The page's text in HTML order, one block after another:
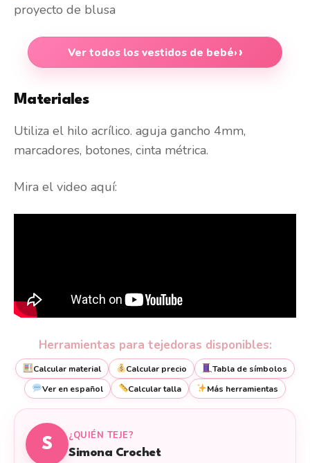
proyecto de blusa
Ver todos los vestidos de bebé›
Materiales
Utiliza el hilo acrílico. aguja gancho 4mm,
marcadores, botones, cinta métrica.
Mira el video aquí:
Herramientas para tejedoras disponibles:
Calcular material Calcular precio
Tabla de símbolos
Ver en español
Calcular talla Más herramientas
S
¿QUIÉN TEJE?
Simona Crochet